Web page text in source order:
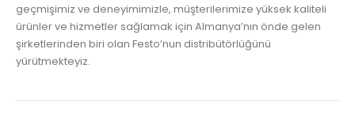
geçmişimiz ve deneyimimizle, müşterilerimize yüksek kaliteli
ürünler ve hizmetler sağlamak için Almanya’nın önde gelen
şirketlerinden biri olan Festo’nun distribütörlüğünü
yürütmekteyiz.